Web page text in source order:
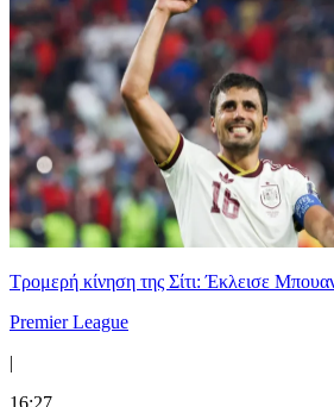
Τρομερή κίνηση της Σίτι: Έκλεισε
Premier League
|